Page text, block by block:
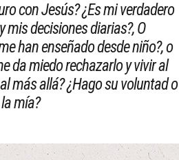
con Jesús? ¿Es mi verdadero
mis decisiones diarias?, O
han enseñado desde niño?, o
da miedo rechazarlo y vivir al
más allá? ¿Hago su voluntad o
mía?